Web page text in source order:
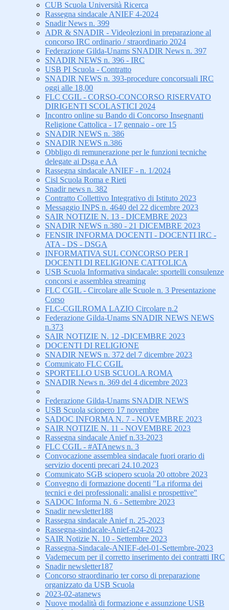
CUB Scuola Università Ricerca
Rassegna sindacale ANIEF 4-2024
Snadir News n. 399
ADR & SNADIR - Videolezioni in preparazione al
concorso IRC ordinario / straordinario 2024
Federazione Gilda-Unams SNADIR News n. 397
SNADIR NEWS n. 396 - IRC
USB PI Scuola - Contratto
SNADIR NEWS n. 393-procedure concorsuali IRC
oggi alle 18,00
FLC CGIL - CORSO-CONCORSO RISERVATO
DIRIGENTI SCOLASTICI 2024
Incontro online su Bando di Concorso Insegnanti
Religione Cattolica - 17 gennaio - ore 15
SNADIR NEWS n. 386
SNADIR NEWS n.386
Obbligo di remunerazione per le funzioni tecniche
delegate ai Dsga e AA
Rassegna sindacale ANIEF - n. 1/2024
Cisl Scuola Roma e Rieti
Snadir news n. 382
Contratto Collettivo Integrativo di Istituto 2023
Messaggio INPS n. 4640 del 22 dicembre 2023
SAIR NOTIZIE N. 13 - DICEMBRE 2023
SNADIR NEWS n.380 - 21 DICEMBRE 2023
FENSIR INFORMA DOCENTI - DOCENTI IRC -
ATA - DS - DSGA
INFORMATIVA SUL CONCORSO PER I
DOCENTI DI RELIGIONE CATTOLICA
USB Scuola Informativa sindacale: sportelli consulenze
concorsi e assemblea streaming
FLC CGIL - Circolare alle Scuole n. 3 Presentazione
Corso
FLC-CGILROMA LAZIO Circolare n.2
Federazione Gilda-Unams SNADIR NEWS NEWS
n.373
SAIR NOTIZIE N. 12 -DICEMBRE 2023
DOCENTI DI RELIGIONE
SNADIR NEWS n. 372 del 7 dicembre 2023
Comunicato FLC CGIL
SPORTELLO USB SCUOLA ROMA
SNADIR News n. 369 del 4 dicembre 2023
Federazione Gilda-Unams SNADIR NEWS
USB Scuola sciopero 17 novembre
SADOC INFORMA N. 7 - NOVEMBRE 2023
SAIR NOTIZIE N. 11 - NOVEMBRE 2023
Rassegna sindacale Anief n.33-2023
FLC CGIL - #ATAnews n. 3
Convocazione assemblea sindacale fuori orario di
servizio docenti precari 24.10.2023
Comunicato SGB sciopero scuola 20 ottobre 2023
Convegno di formazione docenti "La riforma dei
tecnici e dei professionali: analisi e prospettive"
SADOC Informa N. 6 - Settembre 2023
Snadir newsletter188
Rassegna sindacale Anief n. 25-2023
Rassegna-sindacale-Anief-n24-2023
SAIR Notizie N. 10 - Settembre 2023
Rassegna-Sindacale-ANIEF-del-01-Settembre-2023
Vademecum per il corretto inserimento dei contratti IRC
Snadir newsletter187
Concorso straordinario ter corso di preparazione
organizzato da USB Scuola
2023-02-atanews
Nuove modalità di formazione e assunzione USB